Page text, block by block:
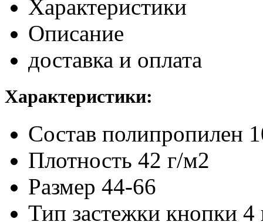
Характеристики
Описание
доставка и оплата
Характеристики:
Состав полипропилен
Плотность 42 г/м2
Размер 44-66
Тип застежки кнопки 4